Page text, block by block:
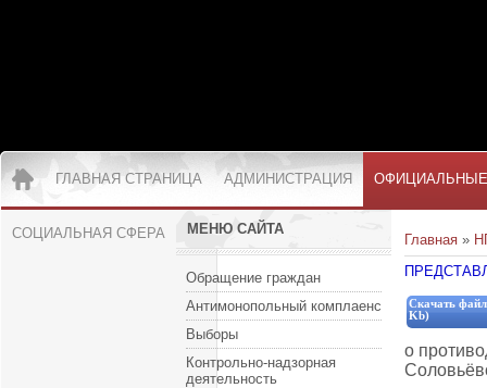
ГЛАВНАЯ СТРАНИЦА АДМИНИСТРАЦИЯ
СОЦИАЛЬНАЯ СФЕРА МЕНЮ САЙТА
Обращение граждан
Антимонопольный комплаенс
Выборы
Контрольно-надзорная
деятельность
Главная »
Скачать
Kb)
о